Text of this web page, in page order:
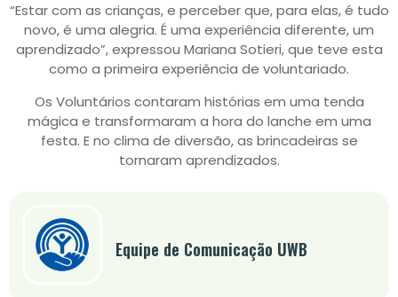
“Estar com as crianças, e perceber que, para elas, é tudo
novo, é uma alegria. É uma experiência diferente, um
aprendizado”, expressou Mariana Sotieri, que teve esta
como a primeira experiência de voluntariado.
Os Voluntários contaram histórias em uma tenda
mágica e transformaram a hora do lanche em uma
festa. E no clima de diversão, as brincadeiras se
tornaram aprendizados.
Equipe de Comunicação UWB